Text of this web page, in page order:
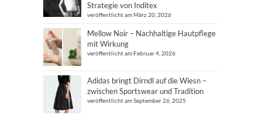
Strategie von Inditex
veröffentlicht am März 20, 2026
Mellow Noir – Nachhaltige Hautpflege
mit Wirkung
veröffentlicht am Februar 4, 2026
Adidas bringt Dirndl auf die Wiesn –
zwischen Sportswear und Tradition
veröffentlicht am September 26, 2025